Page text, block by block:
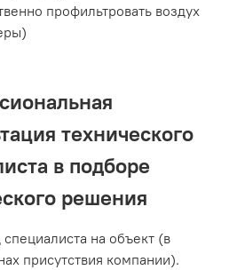
профильтровать воздух
технического
в подборе
решения
на объект (в
присутствия компании).